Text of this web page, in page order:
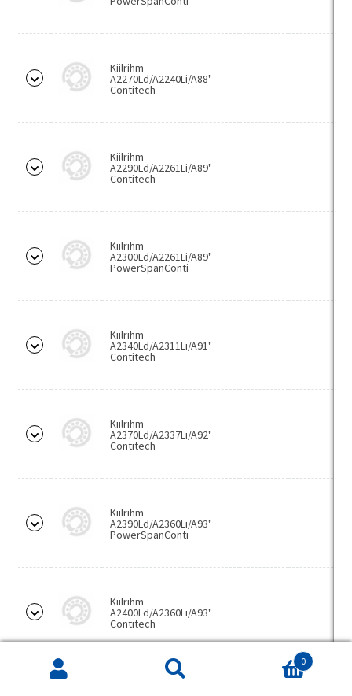
Silindersabaga spiraalpuurid
Tsentripuurid
Kiilrihm
A2270Ld/A2240Li/A88"
Contitech
Kiilrihm
A2290Ld/A2261Li/A89"
Contitech
Kiilrihm
A2300Ld/A2261Li/A89"
PowerSpanConti
Kiilrihm
A2340Ld/A2311Li/A91"
Contitech
Kiilrihm
A2370Ld/A2337Li/A92"
Contitech
Kiilrihm
A2390Ld/A2360Li/A93"
PowerSpanConti
Kiilrihm
A2400Ld/A2360Li/A93"
Contitech
Products
0